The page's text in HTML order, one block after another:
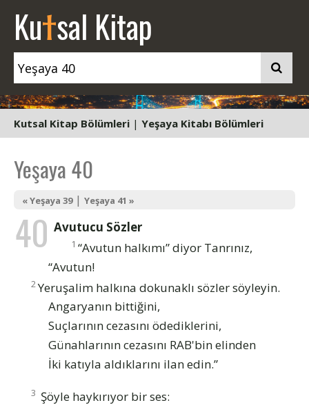
Kutsal Kitap
Kutsal Kitap Bölümleri | Yeşaya Kitabı Bölümleri
Yeşaya 40
« Yeşaya 39| Yeşaya 41 »
40 Avutucu Sözler
1 “Avutun halkımı” diyor Tanrınız,
“Avutun!
2Yeruşalim halkına dokunaklı sözler söyleyin.
Angaryanın bittiğini,
Suçlarının cezasını ödediklerini,
Günahlarının cezasını RAB'bin elinden
İki katıyla aldıklarını ilan edin.”
3 Şöyle haykırıyor bir ses: